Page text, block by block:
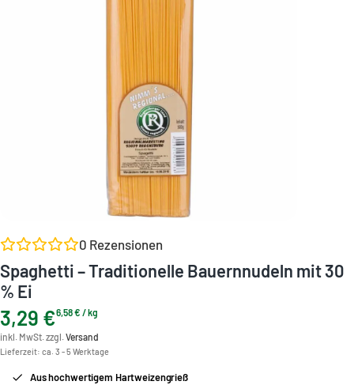
0 Rezensionen
Spaghetti – Traditionelle Bauernnudeln mit 30
% Ei
3,29 €6,58€ /kg
inkl. MwSt. zzgl.Versand
Lieferzeit: ca. 3 - 5 Werktage
Aus hochwertigem Hartweizengrieß